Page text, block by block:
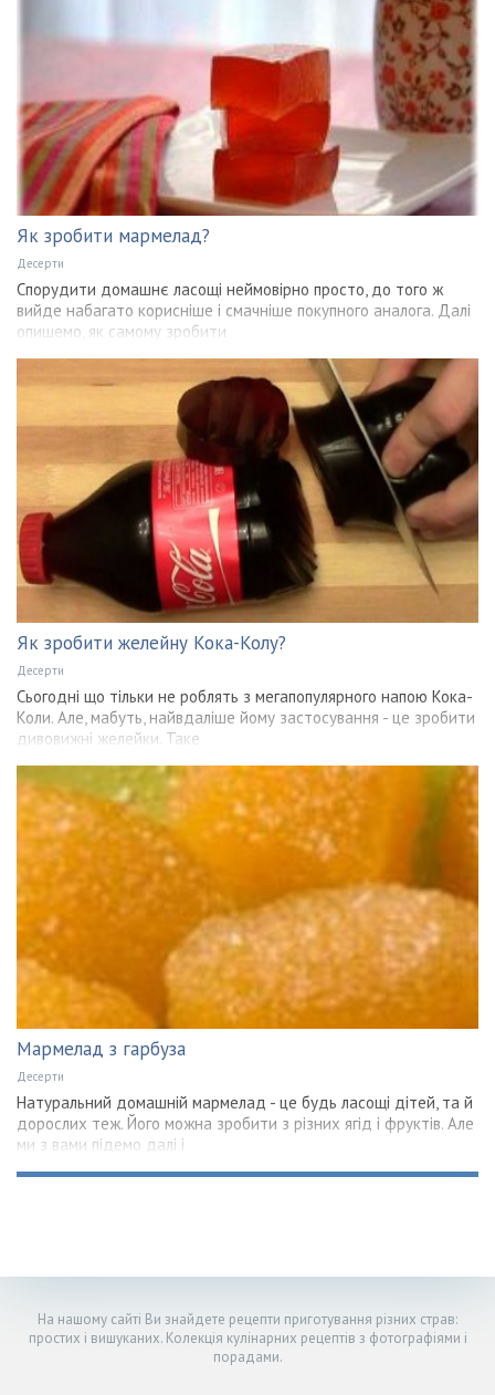
Як зробити мармелад?
Десерти
Спорудити домашнє ласощі неймовірно просто, до того ж
вийде набагато корисніше і смачніше покупного аналога. Далі
опишемо, як самому зробити
Як зробити желейну Кока-Колу?
Десерти
Сьогодні що тільки не роблять з мегапопулярного напою Кока-
Коли. Але, мабуть, найвдаліше йому застосування - це зробити
дивовижні желейки. Таке
Мармелад з гарбуза
Десерти
Натуральний домашній мармелад - це будь ласощі дітей, та й
дорослих теж. Його можна зробити з різних ягід і фруктів. Але
ми з вами підемо далі і
На нашому сайті Ви знайдете рецепти приготування різних страв:
простих і вишуканих. Колекція кулінарних рецептів з фотографіями і
порадами.